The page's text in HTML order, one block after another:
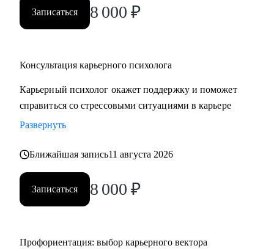
Записаться 8 000 ₽
Консультация карьерного психолога
Карьерный психолог окажет поддержку и поможет
справиться со стрессовыми ситуациями в карьере
Развернуть
Ближайшая запись11 августа 2026
Записаться 8 000 ₽
Профориентация: выбор карьерного вектора